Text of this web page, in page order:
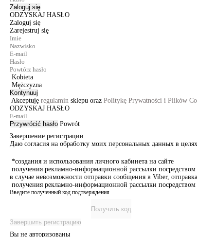
Zaloguj się
ODZYSKAJ HASŁO
Zaloguj się
Zarejestruj się
Kobieta
Mężczyzna
Kontynuuj
Akceptuję regulamin sklepu oraz Politykę Prywatności i Plików
ODZYSKAJ HASŁO
Przywrócić hasło Powrót
Завершение регистрации
Даю согласия на обработку моих персональных данных в
*создания и использования личного кабинета на сайте
получения рекламно-информационной рассылки
в случае невозможности отправки сообщения в Viber,
получения рекламно-информационной рассылки
Введите полученный код подтверждения
Получить код
Завершить регистрацию
Вы не авторизованы